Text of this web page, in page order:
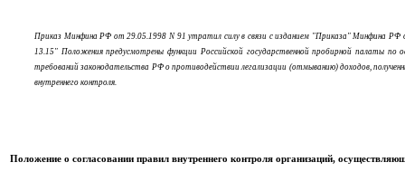
Приказ Минфина РФ от 29.05.1998 N 91 утратил силу в связи с изданием "Приказа" Минфина
13.15" Положения предусмотрены функции Российской государственной пробирной палаты
требований законодательства РФ о противодействии легализации (отмыванию) доходов,
внутреннего контроля.
Положение о согласовании правил внутреннего контроля организаций,